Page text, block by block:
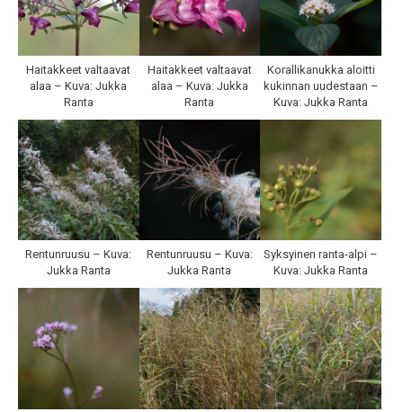
Haitakkeet valtaavat
alaa – Kuva: Jukka
Ranta
Haitakkeet valtaavat
alaa – Kuva: Jukka
Ranta
Korallikanukka aloitti
kukinnan uudestaan –
Kuva: Jukka Ranta
Rentunruusu – Kuva:
Jukka Ranta
Rentunruusu – Kuva:
Jukka Ranta
Syksyinen ranta-alpi –
Kuva: Jukka Ranta